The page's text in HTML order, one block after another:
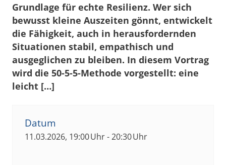
Grundlage für echte Resilienz. Wer sich
bewusst kleine Auszeiten gönnt, entwickelt
die Fähigkeit, auch in herausfordernden
Situationen stabil, empathisch und
ausgeglichen zu bleiben. In diesem Vortrag
wird die 50-5-5-Methode vorgestellt: eine
leicht […]
Datum
11.03.2026, 19:00 Uhr - 20:30 Uhr